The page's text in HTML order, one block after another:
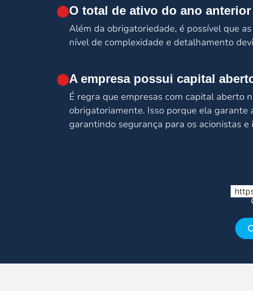
O total de ativo do ano
Além da obrigatoriedade, é possível que
nível de complexidade e detalhamento
A empresa possui capital
É regra que empresas com capital aberto
obrigatoriamente. Isso porque ela
garantindo segurança para os acionistas e